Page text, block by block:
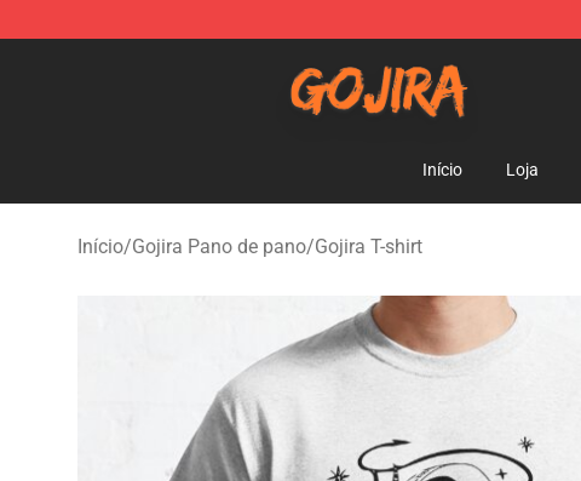
Início Loja
Início/Gojira Pano de pano/Gojira T-shirt